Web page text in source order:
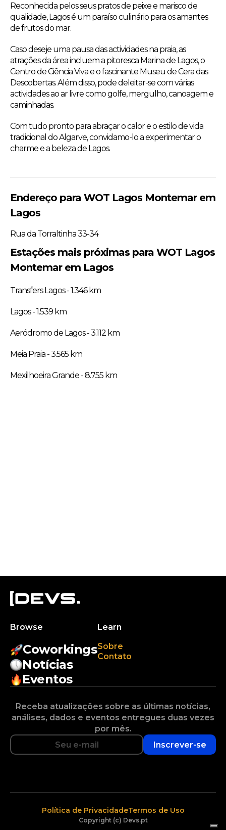
Reconhecida pelos seus pratos de peixe e marisco de
qualidade, Lagos é um paraíso culinário para os amantes
de frutos do mar.
Caso deseje uma pausa das actividades na praia, as
atrações da área incluem a pitoresca Marina de Lagos, o
Centro de Ciência Viva e o fascinante Museu de Cera das
Descobertas. Além disso, pode deleitar-se com várias
actividades ao ar livre como golfe, mergulho, canoagem e
caminhadas.
Com tudo pronto para abraçar o calor e o estilo de vida
tradicional do Algarve, convidamo-lo a experimentar o
charme e a beleza de Lagos.
Endereço para WOT Lagos Montemar em
Lagos
Rua da Torraltinha 33-34
Estações mais próximas para WOT Lagos
Montemar em Lagos
Transfers Lagos - 1.346 km
Lagos - 1.539 km
Aeródromo de Lagos - 3.112 km
Meia Praia - 3.565 km
Mexilhoeira Grande - 8.755 km
Browse
Coworkings
Notícias
Eventos
Learn
Sobre
Contato
Receba atualizações sobre as últimas notícias,
análises, dados e eventos entregues duas vezes
por mês.
Inscrever-se
Copyright (c) Devs.pt
Política de PrivacidadeTermos de Uso